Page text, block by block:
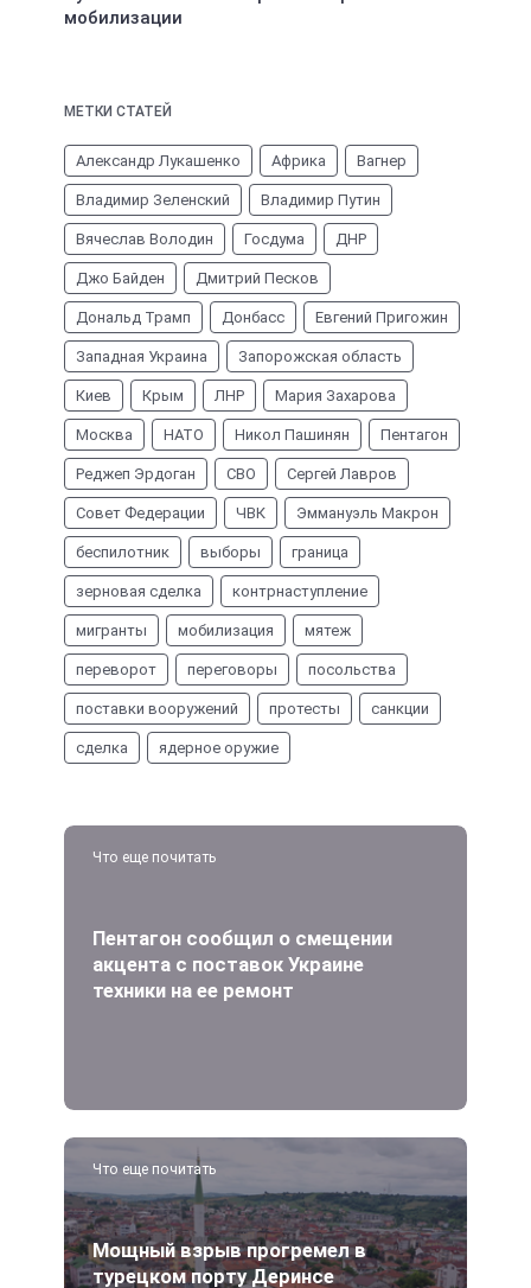
мобилизации
МЕТКИ СТАТЕЙ
Александр Лукашенко Африка Вагнер
Владимир Зеленский Владимир Путин
Вячеслав Володин Госдума ДНР
Джо Байден Дмитрий Песков
Дональд Трамп Донбасс Евгений Пригожин
Западная Украина Запорожская область
Киев Крым ЛНР Мария Захарова
Москва НАТО Никол Пашинян Пентагон
Реджеп Эрдоган СВО Сергей Лавров
Совет Федерации ЧВК Эммануэль Макрон
беспилотник выборы граница
зерновая сделка контрнаступление
мигранты мобилизация мятеж
переворот переговоры посольства
поставки вооружений протесты санкции
сделка ядерное оружие
Что еще почитать
Пентагон сообщил о смещении
акцента с поставок Украине
техники на ее ремонт
Что еще почитать
Мощный взрыв прогремел в
турецком порту Деринсе